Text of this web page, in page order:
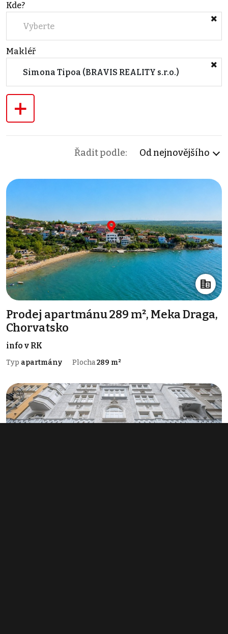
Kde?
Vyberte
Makléř
Simona Tipoa (BRAVIS REALITY s.r.o.)
+
Řadit podle: Od nejnovějšího
Prodej apartmánu 289 m², Meka Draga,
Chorvatsko
info v RK
Typ apartmány Plocha289 m²